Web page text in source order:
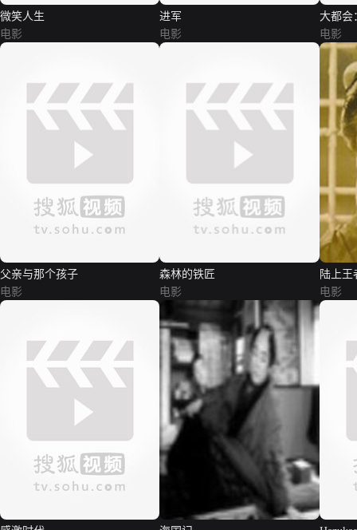
微笑人生
电影
进军
电影
大都会
电影
父亲与那个孩子
电影
森林的铁匠
电影
陆上王
电影